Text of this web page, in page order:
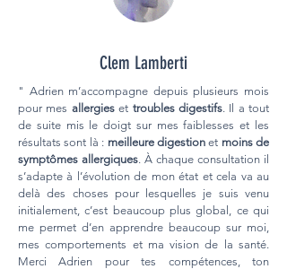
Clem Lamberti
" Adrien m’accompagne depuis plusieurs mois
pour mes allergieset troubles digestifs. Il a tout
de suite mis le doigt sur mes faiblesses et les
résultats sont là : meilleure digestionet moins de
symptômes allergiques. À chaque consultation il
s’adapte à l’évolution de mon état et cela va au
delà des choses pour lesquelles je suis venu
initialement, c’est beaucoup plus global, ce qui
me permet d’en apprendre beaucoup sur moi,
mes comportements et ma vision de la santé.
Merci Adrien pour tes compétences, ton